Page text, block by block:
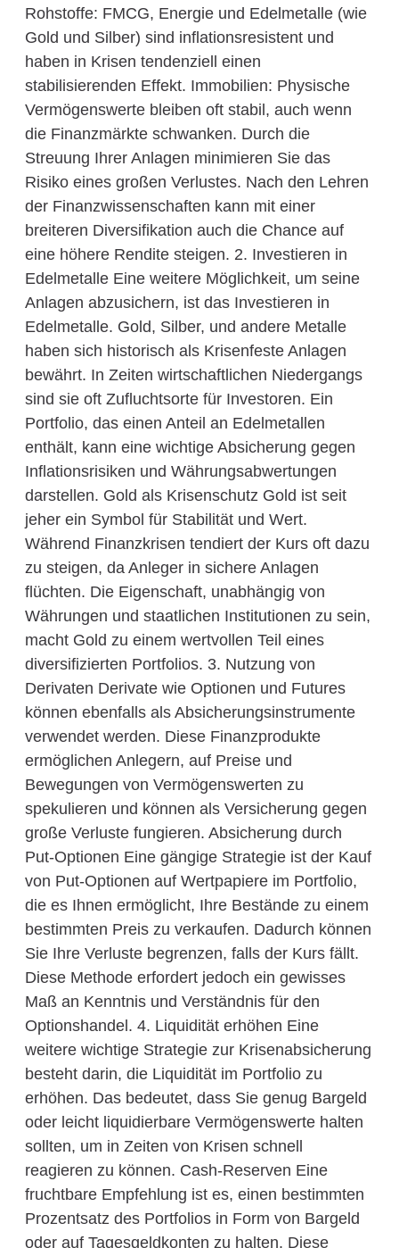
Rohstoffe: FMCG, Energie und Edelmetalle (wie
Gold und Silber) sind inflationsresistent und
haben in Krisen tendenziell einen
stabilisierenden Effekt. Immobilien: Physische
Vermögenswerte bleiben oft stabil, auch wenn
die Finanzmärkte schwanken. Durch die
Streuung Ihrer Anlagen minimieren Sie das
Risiko eines großen Verlustes. Nach den Lehren
der Finanzwissenschaften kann mit einer
breiteren Diversifikation auch die Chance auf
eine höhere Rendite steigen. 2. Investieren in
Edelmetalle Eine weitere Möglichkeit, um seine
Anlagen abzusichern, ist das Investieren in
Edelmetalle. Gold, Silber, und andere Metalle
haben sich historisch als Krisenfeste Anlagen
bewährt. In Zeiten wirtschaftlichen Niedergangs
sind sie oft Zufluchtsorte für Investoren. Ein
Portfolio, das einen Anteil an Edelmetallen
enthält, kann eine wichtige Absicherung gegen
Inflationsrisiken und Währungsabwertungen
darstellen. Gold als Krisenschutz Gold ist seit
jeher ein Symbol für Stabilität und Wert.
Während Finanzkrisen tendiert der Kurs oft dazu
zu steigen, da Anleger in sichere Anlagen
flüchten. Die Eigenschaft, unabhängig von
Währungen und staatlichen Institutionen zu sein,
macht Gold zu einem wertvollen Teil eines
diversifizierten Portfolios. 3. Nutzung von
Derivaten Derivate wie Optionen und Futures
können ebenfalls als Absicherungsinstrumente
verwendet werden. Diese Finanzprodukte
ermöglichen Anlegern, auf Preise und
Bewegungen von Vermögenswerten zu
spekulieren und können als Versicherung gegen
große Verluste fungieren. Absicherung durch
Put-Optionen Eine gängige Strategie ist der Kauf
von Put-Optionen auf Wertpapiere im Portfolio,
die es Ihnen ermöglicht, Ihre Bestände zu einem
bestimmten Preis zu verkaufen. Dadurch können
Sie Ihre Verluste begrenzen, falls der Kurs fällt.
Diese Methode erfordert jedoch ein gewisses
Maß an Kenntnis und Verständnis für den
Optionshandel. 4. Liquidität erhöhen Eine
weitere wichtige Strategie zur Krisenabsicherung
besteht darin, die Liquidität im Portfolio zu
erhöhen. Das bedeutet, dass Sie genug Bargeld
oder leicht liquidierbare Vermögenswerte halten
sollten, um in Zeiten von Krisen schnell
reagieren zu können. Cash-Reserven Eine
fruchtbare Empfehlung ist es, einen bestimmten
Prozentsatz des Portfolios in Form von Bargeld
oder auf Tagesgeldkonten zu halten. Diese